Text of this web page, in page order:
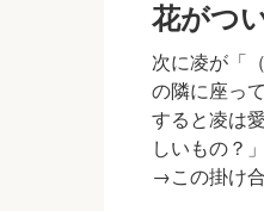
花がつ
次に凌が 「
の隣に座っ
すると凌は
しいもの？」
→この掛け